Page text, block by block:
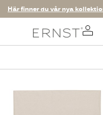
Här finner du vår nya